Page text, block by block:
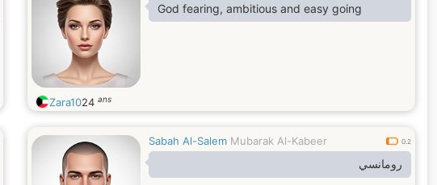
God fearing, ambitious and easy going
Zara1024 ans
Sabah Al-Salem Mubarak Al-Kabeer 0.2
رومانسي